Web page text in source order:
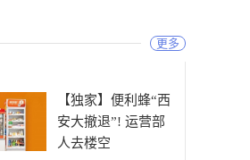
更多
【独家】便利蜂“西
安大撤退”! 运营部
人去楼空